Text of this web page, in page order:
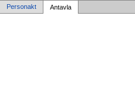
Personakt Antavla